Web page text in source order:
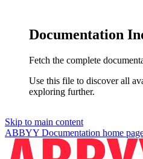
Documentation
Fetch the complete
Use this file to discover all
exploring further.
Skip to main content
ABBYY Documentation home